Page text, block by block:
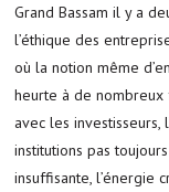
Grand Bassam il y a
l’éthique des
où la notion même
heurte à de
avec les investisseurs,
institutions pas
insuffisante, l’énergie